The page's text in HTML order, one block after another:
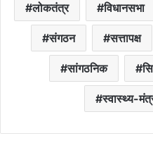
लोकतंत्र विधानसभा
संगठन सत्तापक्ष
सांगठनिक
स्वास्थ्य-